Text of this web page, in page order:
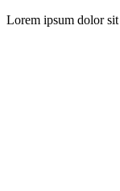
Lorem ipsum dolor